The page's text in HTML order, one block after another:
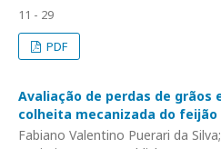
11 - 29
PDF
Avaliação de perdas de grãos
colheita mecanizada do feijão
Fabiano Valentino Puerari da